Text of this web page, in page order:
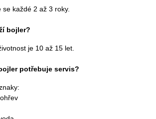
se každé 2 až 3 roky.
bojler?
je 10 až 15 let.
potřebuje servis?